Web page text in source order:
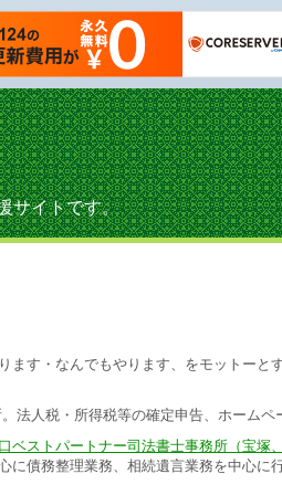
サイトです。
ます・なんでもやります、をモットーと
法人税・所得税等の確定申告、ホーム
ベストパートナー司法書士事務所（宝塚
に債務整理業務、相続遺言業務を中心に